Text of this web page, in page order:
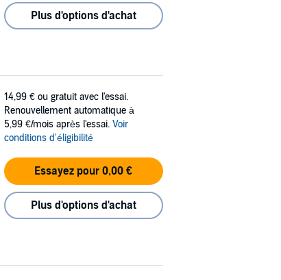
Plus d'options d'achat
14,99 € ou gratuit avec l'essai.
Renouvellement automatique à
5,99 €/mois après l'essai. Voir
conditions d'éligibilité
Essayez pour 0,00 €
Plus d'options d'achat